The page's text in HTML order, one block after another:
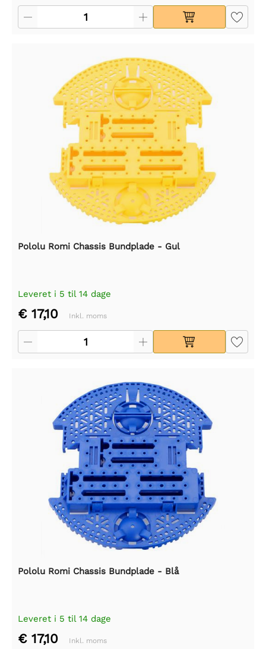
Pololu Romi Chassis Bundplade - Gul
Leveret i 5 til 14 dage
€ 17,10 Inkl. moms
Pololu Romi Chassis Bundplade - Blå
Leveret i 5 til 14 dage
€ 17,10 Inkl. moms